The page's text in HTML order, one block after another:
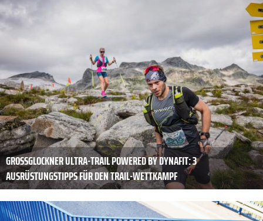
GROSSGLOCKNER ULTRA-TRAIL POWERED BY DYNAFIT: 3
AUSRÜSTUNGSTIPPS FÜR DEN TRAIL-WETTKAMPF